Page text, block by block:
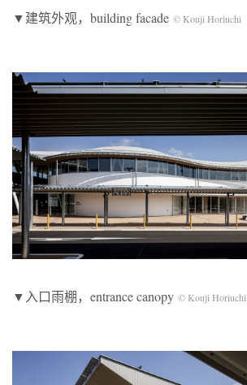
▼建筑外观，building facade © Kouji Horiuchi
▼入口雨棚，entrance canopy © Kouji Horiuchi